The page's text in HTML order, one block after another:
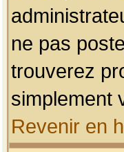
ne pas
trouverez
simplement
Revenir en